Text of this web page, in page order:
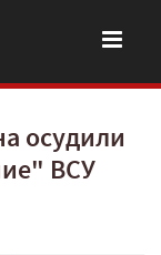
осудили
ВСУ